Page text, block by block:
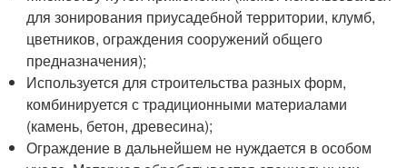
для зонирования приусадебной территории, клумб,
цветников, ограждения сооружений общего
предназначения);
Используется для строительства разных форм,
комбинируется с традиционными материалами
(камень, бетон, древесина);
Ограждение в дальнейшем не нуждается в особом